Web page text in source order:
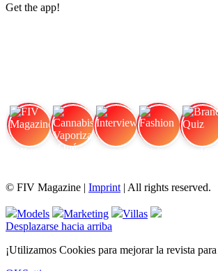
Get the app!
© FIV Magazine | Imprint | All rights reserved.
Models Marketing
Villas
Desplazarse hacia arriba
¡Utilizamos Cookies para mejorar la revista